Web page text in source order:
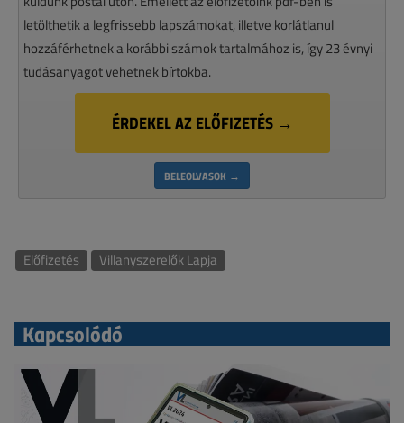
letölthetik a legfrissebb lapszámokat, illetve korlátlanul
hozzáférhetnek a korábbi számok tartalmához is, így 23 évnyi
tudásanyagot vehetnek bírtokba.
ÉRDEKEL AZ ELŐFIZETÉS →
BELEOLVASOK →
Előfizetés Villanyszerelők Lapja
Kapcsolódó